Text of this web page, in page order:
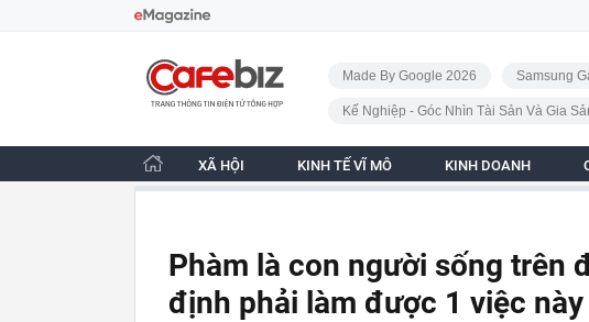
CafeBiz - Trang chủ
Made By Google 2026 Samsung
Kế Nghiệp - Góc Nhìn Tài Sản Và Gia
XÃ HỘI KINH TẾ VĨ MÔ KINH DOANH
Phàm là con người sống trên
định phải làm được 1 việc này